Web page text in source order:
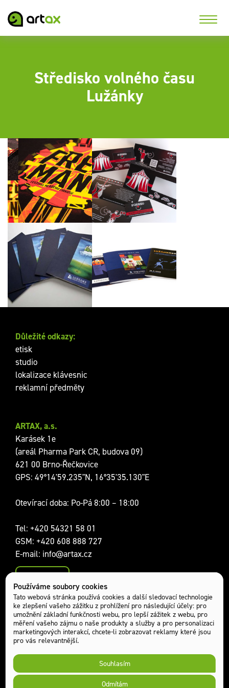
Používáme soubory cookies
Tato webová stránka používá cookies a další sledovací technologie
ke zlepšení vašeho zážitku z prohlížení pro následující účely: pro
umožnění základní funkčnosti webu, pro lepší zážitek z webu, pro
měření vašeho zájmu o naše produkty a služby a pro personalizaci
marketingových interakcí,chcete-li zobrazovat reklamy které jsou
pro vás relevantnější.
Souhlasím
Odmítám
Středisko volného času
Lužánky
Propagační materiály
pro CVČ Lužánky
LeGrando FREŠ
MANÉŽ
Skládačky s vizitkou
pobočky LEGATO pro
CVČ Lužánky Brno
Výroční zpráva 2011
pro CVČ Lužánky
Propagační a
informační brožury
Sociální sítě:
ARTAX, a.s.
Karásek 1e
(areál Pharma Park CR, budova 09)
621 00 Brno-Řečkovice
GPS: 49°14'59.235"N, 16°35'35.130"E
Otevírací doba: Po-Pá 8:00 – 18:00
Tel: +420 54321 58 01
GSM: +420 608 888 727
E-mail: info@artax.cz
Kontakty
Důležité odkazy:
etisk
studio
lokalizace klávesnic
reklamní předměty